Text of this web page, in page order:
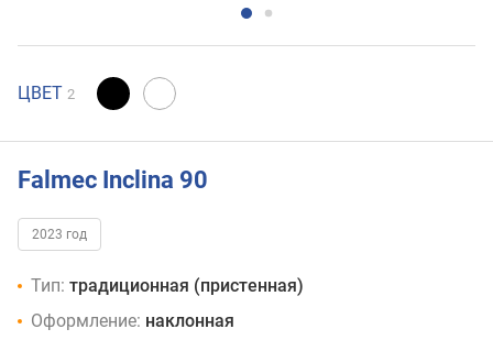
ЦВЕТ 2
Falmec Inclina 90
2023 год
Тип: традиционная (пристенная)
Оформление: наклонная